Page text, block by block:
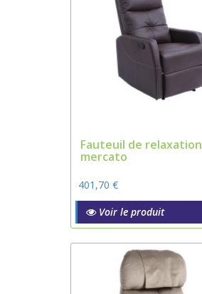
Fauteuil de relaxation
mercato
401,70 €
Voir le produit